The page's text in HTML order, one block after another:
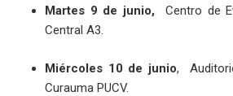
Martes 9 de junio,
Centro de
Central A3.
Miércoles 10 de junio,
Curauma PUCV.